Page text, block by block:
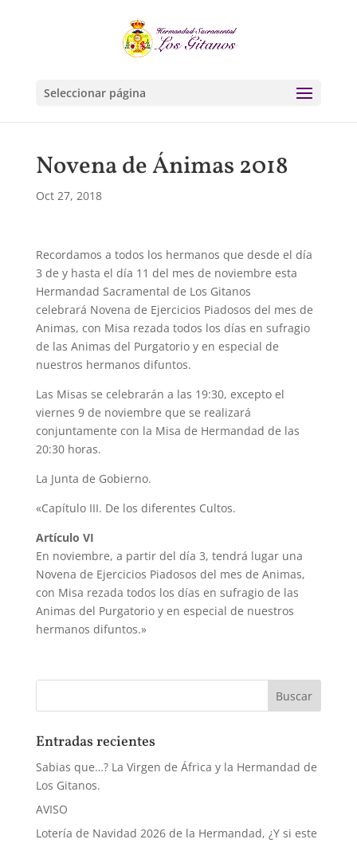
Seleccionar página
Novena de Ánimas 2018
Oct 27, 2018
Recordamos a todos los hermanos que desde el día
3 de y hasta el día 11 del mes de noviembre esta
Hermandad Sacramental de Los Gitanos
celebrará Novena de Ejercicios Piadosos del mes de
Animas, con Misa rezada todos los días en sufragio
de las Animas del Purgatorio y en especial de
nuestros hermanos difuntos.
Las Misas se celebrarán a las 19:30, excepto el
viernes 9 de noviembre que se realizará
conjuntamente con la Misa de Hermandad de las
20:30 horas.
La Junta de Gobierno.
«Capítulo III. De los diferentes Cultos.
Artículo VI
En noviembre, a partir del día 3, tendrá lugar una
Novena de Ejercicios Piadosos del mes de Animas,
con Misa rezada todos los días en sufragio de las
Animas del Purgatorio y en especial de nuestros
hermanos difuntos.»
Entradas recientes
Sabias que…? La Virgen de África y la Hermandad de
Los Gitanos.
AVISO
Lotería de Navidad 2026 de la Hermandad, ¿Y si este